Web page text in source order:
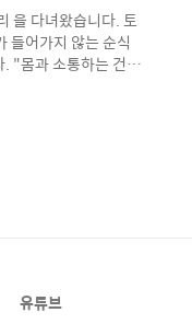
을 다녀왔습니다. 토
들어가지 않는 순식
. "몸과 소통하는 건강
치아바타도 아주 좋
밀 스틱 아주 부드
님(최태석) 사진 분
유튜브